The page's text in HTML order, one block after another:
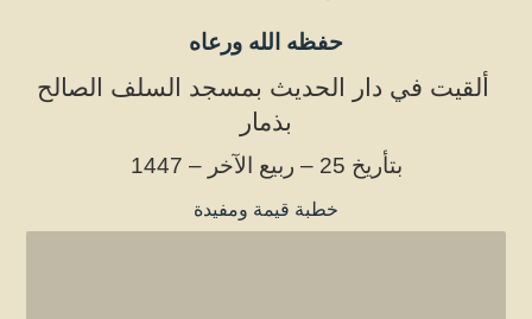
حفظه الله ورعاه
ألقيت في دار الحديث بمسجد السلف الصالح
بذمار
بتأريخ 25 – ربيع الآخر – 1447
خطبة قيمة ومفيدة